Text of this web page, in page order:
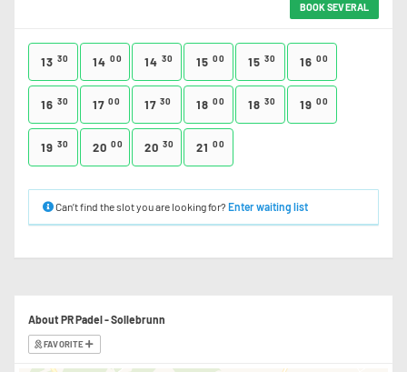
BOOK SEVERAL
13 30 14 00 14 30 15 00 15 30 16 00
16 30 17 00 17 30 18 00 18 30 19 00
19 30 20 00 20 30 21 00
Can’t find the slot you are looking for? Enter waiting list
About PR Padel - Sollebrunn
FAVORITE